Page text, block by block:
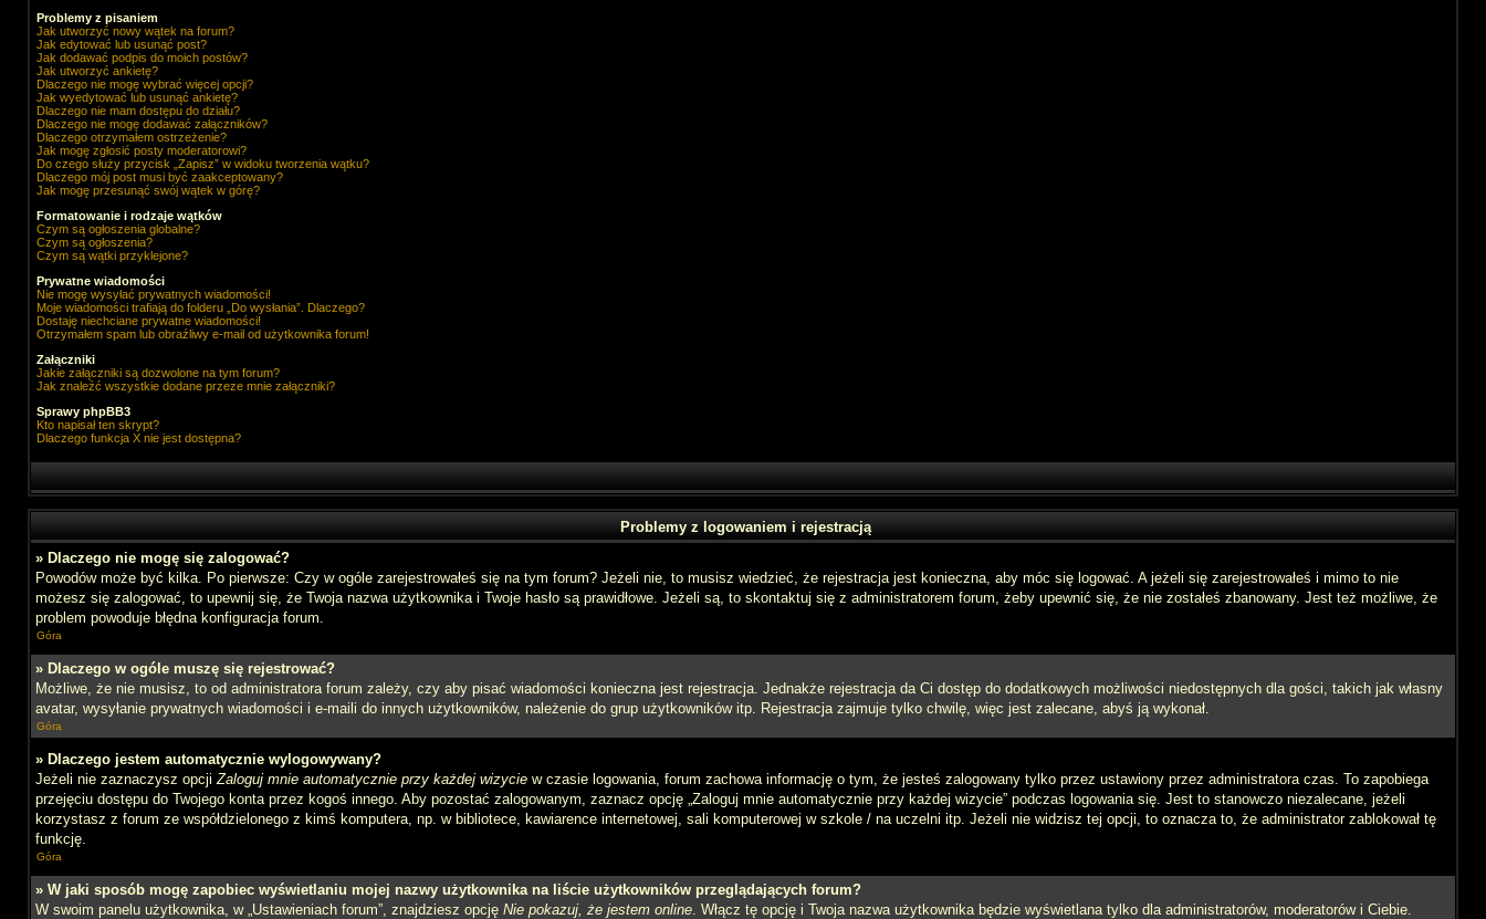
Problemy z pisaniem
Jak utworzyć nowy wątek na forum?
Jak edytować lub usunąć post?
Jak dodawać podpis do moich postów?
Jak utworzyć ankietę?
Dlaczego nie mogę wybrać więcej opcji?
Jak wyedytować lub usunąć ankietę?
Dlaczego nie mam dostępu do działu?
Dlaczego nie mogę dodawać załączników?
Dlaczego otrzymałem ostrzeżenie?
Jak mogę zgłosić posty moderatorowi?
Do czego służy przycisk „Zapisz” w widoku tworzenia wątku?
Dlaczego mój post musi być zaakceptowany?
Jak mogę przesunąć swój wątek w górę?
Formatowanie i rodzaje wątków
Czym są ogłoszenia globalne?
Czym są ogłoszenia?
Czym są wątki przyklejone?
Prywatne wiadomości
Nie mogę wysyłać prywatnych wiadomości!
Moje wiadomości trafiają do folderu „Do wysłania”. Dlaczego?
Dostaję niechciane prywatne wiadomości!
Otrzymałem spam lub obraźliwy e-mail od użytkownika forum!
Załączniki
Jakie załączniki są dozwolone na tym forum?
Jak znaleźć wszystkie dodane przeze mnie załączniki?
Sprawy phpBB3
Kto napisał ten skrypt?
Dlaczego funkcja X nie jest dostępna?
Problemy z logowaniem i rejestracją
» Dlaczego nie mogę się zalogować?
Powodów może być kilka. Po pierwsze: Czy w ogóle zarejestrowałeś się na tym forum? Jeżeli nie, to musisz wiedzieć, że rejestracja jest konieczna, aby móc się logować. A jeżeli się zarejestrowałeś i mimo to nie
możesz się zalogować, to upewnij się, że Twoja nazwa użytkownika i Twoje hasło są prawidłowe. Jeżeli są, to skontaktuj się z administratorem forum, żeby upewnić się, że nie zostałeś zbanowany. Jest też możliwe, że
problem powoduje błędna konfiguracja forum.
Góra
» Dlaczego w ogóle muszę się rejestrować?
Możliwe, że nie musisz, to od administratora forum zależy, czy aby pisać wiadomości konieczna jest rejestracja. Jednakże rejestracja da Ci dostęp do dodatkowych możliwości niedostępnych dla gości, takich jak własny
avatar, wysyłanie prywatnych wiadomości i e-maili do innych użytkowników, należenie do grup użytkowników itp. Rejestracja zajmuje tylko chwilę, więc jest zalecane, abyś ją wykonał.
Góra
» Dlaczego jestem automatycznie wylogowywany?
Jeżeli nie zaznaczysz opcjiZaloguj mnie automatycznie przy każdej wizycie w czasie logowania, forum zachowa informację o tym, że jesteś zalogowany tylko przez ustawiony przez administratora czas. To zapobiega
przejęciu dostępu do Twojego konta przez kogoś innego. Aby pozostać zalogowanym, zaznacz opcję „Zaloguj mnie automatycznie przy każdej wizycie” podczas logowania się. Jest to stanowczo niezalecane, jeżeli
korzystasz z forum ze współdzielonego z kimś komputera, np. w bibliotece, kawiarence internetowej, sali komputerowej w szkole / na uczelni itp. Jeżeli nie widzisz tej opcji, to oznacza to, że administrator zablokował tę
funkcję.
Góra
» W jaki sposób mogę zapobiec wyświetlaniu mojej nazwy użytkownika na liście użytkowników przeglądających forum?
W swoim panelu użytkownika, w „Ustawieniach forum”, znajdziesz opcję Nie pokazuj, że jestem online. Włącz tę opcję i Twoja nazwa użytkownika będzie wyświetlana tylko dla administratorów, moderatorów i Ciebie.